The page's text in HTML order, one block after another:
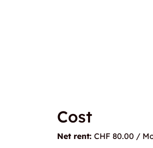
Cost
Net rent: CHF 80.00 /